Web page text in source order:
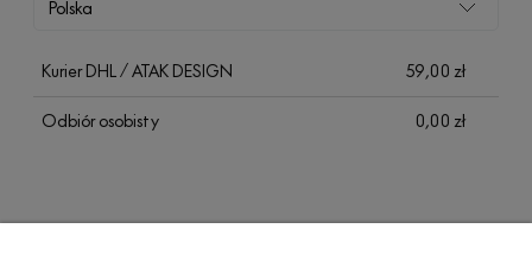
Kurier DHL / ATAK DESIGN 59,00 zł
Odbiór osobisty 0,00 zł